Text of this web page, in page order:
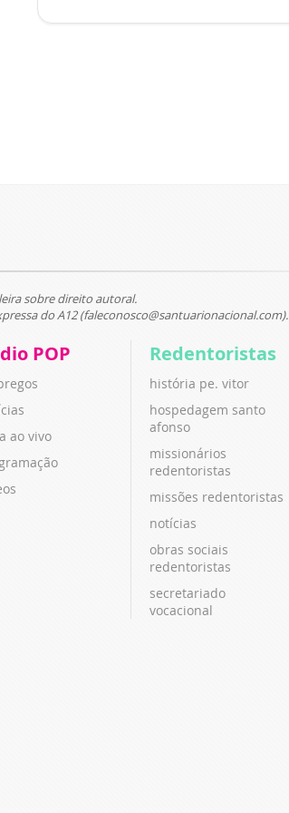
sobre direito autoral.
do A12 (faleconosco@santuarionacional.com).
POP
ao vivo
Redentoristas
história pe. vitor
hospedagem santo
afonso
missionários
redentoristas
missões redentoristas
notícias
obras sociais
redentoristas
secretariado
vocacional